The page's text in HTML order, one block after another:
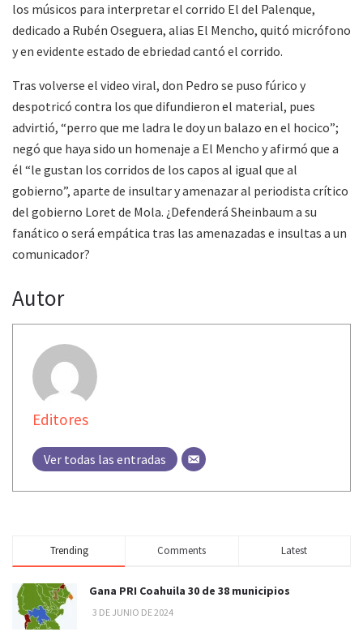
los músicos para interpretar el corrido El del Palenque,
dedicado a Rubén Oseguera, alias El Mencho, quitó micrófono
y en evidente estado de ebriedad cantó el corrido.
Tras volverse el video viral, don Pedro se puso fúrico y
despotricó contra los que difundieron el material, pues
advirtió, “perro que me ladra le doy un balazo en el hocico”;
negó que haya sido un homenaje a El Mencho y afirmó que a
él “le gustan los corridos de los capos al igual que al
gobierno”, aparte de insultar y amenazar al periodista crítico
del gobierno Loret de Mola. ¿Defenderá Sheinbaum a su
fanático o será empática tras las amenazadas e insultas a un
comunicador?
Autor
Editores
Ver todas las entradas
Trending Comments Latest
Gana PRI Coahuila 30 de 38 municipios
3 DE JUNIO DE 2024